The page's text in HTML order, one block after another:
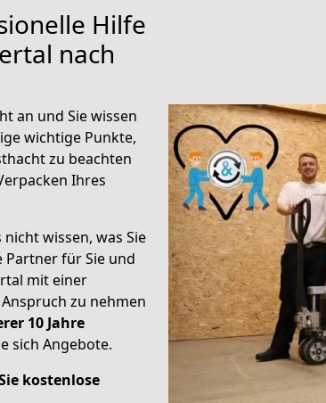
Hilfe
nach
an und Sie wissen
wichtige Punkte,
zu beachten
Ihres
wissen, was Sie
für Sie und
mit einer
zu nehmen
10 Jahre
sich Angebote.
kostenlose